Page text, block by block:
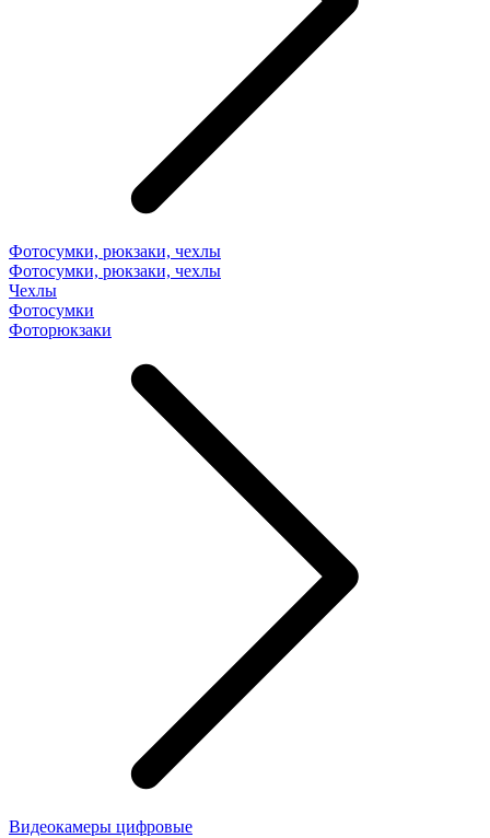
Фотосумки, рюкзаки, чехлы
Фотосумки, рюкзаки, чехлы
Чехлы
Фотосумки
Фоторюкзаки
Видеокамеры цифровые